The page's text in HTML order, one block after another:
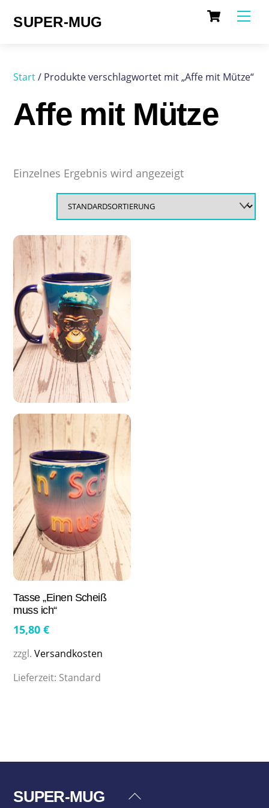
Cart
SUPER-MUG
Start/ Produkte verschlagwortet mit „Affe mit Mütze“
Affe mit Mütze
Einzelnes Ergebnis wird angezeigt
Tasse „Einen Scheiß
muss ich“
15,80€
zzgl.Versandkosten
Lieferzeit: Standard
Back
SUPER-MUG